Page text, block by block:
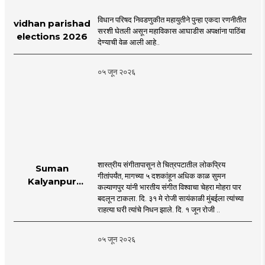
vidhan parishad
elections 2026
विधान परिषद निवडणुकीत महायुतीने पुन्हा एकदा रणनीतीत
सरशी घेतली असून महाविकास आघाडीस अपक्षांना पाठिंबा
देण्याची वेळ आली आहे..
०५ जून २०२६
Suman
Kalyanpur
mumbai |
शास्त्रीय संगीतापासून ते चित्रपटातील लोकप्रिय
गीतांपर्यंत, मागच्या ५ दशकांहून अधिक काळ सुमन
कल्याणपुर यांनी भारतीय संगीत विश्वाचा चेहरा मोहरा पार
बदलून टाकला. दि. ३१ मे रोजी सायंकाळी मुंबईला त्यांच्या
राहत्या घरी त्यांचे निधन झाले. दि. १ जून रोजी ..
०५ जून २०२६